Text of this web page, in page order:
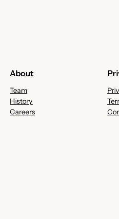
About
Team
History
Careers